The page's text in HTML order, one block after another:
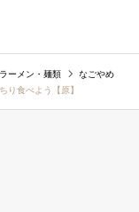
ラーメン・麺類
なごやめ
り食べよう【原】